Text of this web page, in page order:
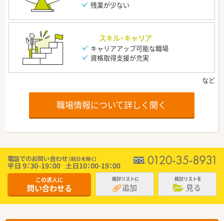
残業が少ない
スキル・キャリア
キャリアアップ可能な職場
資格取得支援が充実
職場情報について詳しく聞く
この求人に
問い合わせる
検討リストに
追加
検討リストを
見る